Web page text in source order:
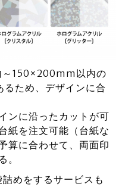
150×200mm以内の
ため、デザインに合
ンに沿ったカットが可
紙を注文可能（台紙な
算に合わせて、両面印
。
めをするサービスも